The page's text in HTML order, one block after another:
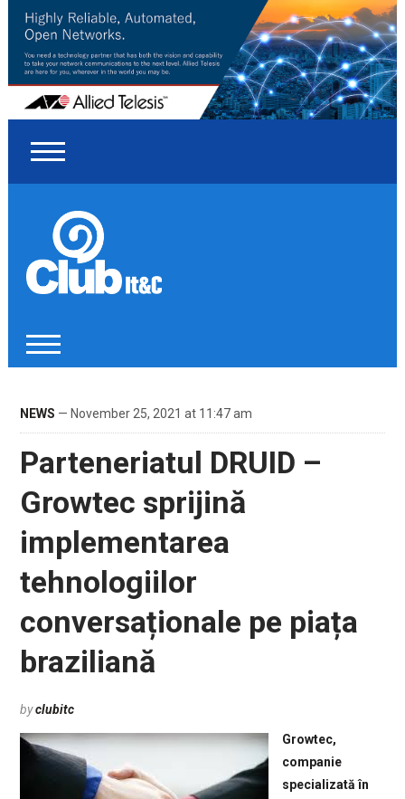
NEWS — November 25, 2021 at 11:47 am
Parteneriatul DRUID –
Growtec sprijină
implementarea
tehnologiilor
conversaționale pe piața
braziliană
byclubitc
Growtec,
companie
specializată în